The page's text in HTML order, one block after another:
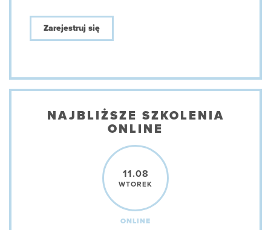
Zarejestruj się
NAJBLIŻSZE SZKOLENIA
ONLINE
11.08
WTOREK
ONLINE